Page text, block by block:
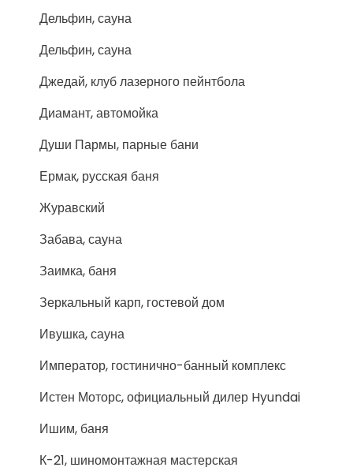
Дельфин, сауна
Дельфин, сауна
Джедай, клуб лазерного пейнтбола
Диамант, автомойка
Души Пармы, парные бани
Ермак, русская баня
Журавский
Забава, сауна
Заимка, баня
Зеркальный карп, гостевой дом
Ивушка, сауна
Император, гостинично-банный комплекс
Истен Моторс, официальный дилер Hyundai
Ишим, баня
К-21, шиномонтажная мастерская